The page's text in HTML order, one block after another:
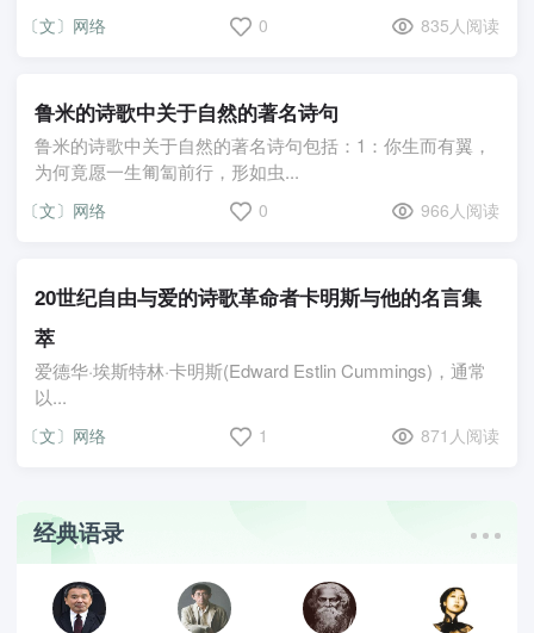
〔文〕网络 0 835人阅读
鲁米的诗歌中关于自然的著名诗句
鲁米的诗歌中关于自然的著名诗句包括：1：你生而有翼，
为何竟愿一生匍匐前行，形如虫...
〔文〕网络 0 966人阅读
20世纪自由与爱的诗歌革命者卡明斯与他的名言集
萃
爱德华·埃斯特林·卡明斯(Edward Estlin Cummings)，通常
以...
〔文〕网络 1 871人阅读
经典语录